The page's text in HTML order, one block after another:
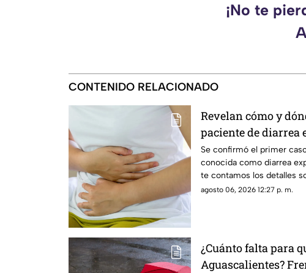
¡No te
CONTENIDO RELACIONADO
Revelan cómo y
paciente de diarrea
Aguascalientes
Se confirmó el primer
conocida como diarrea
te contamos los detalles
agosto 06, 2026 12:27 p. m.
¿Cuánto falta para
Aguascalientes?